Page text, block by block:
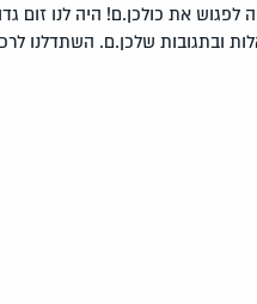
לפגוש את כולכן.ם! היה לנו זום
ובתגובות שלכן.ם. השתדלנו